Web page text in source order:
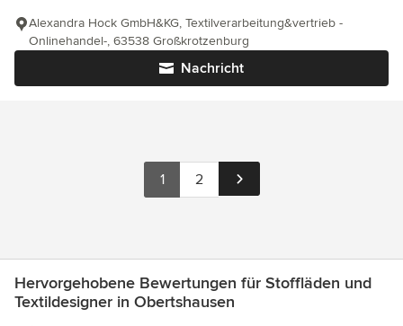
Nachricht
Alexandra Hock GmbH&KG, Textilverarbeitung&vertrieb -
Onlinehandel-, 63538 Großkrotzenburg
1 2
Hervorgehobene Bewertungen für Stoffläden und
Textildesigner in Obertshausen